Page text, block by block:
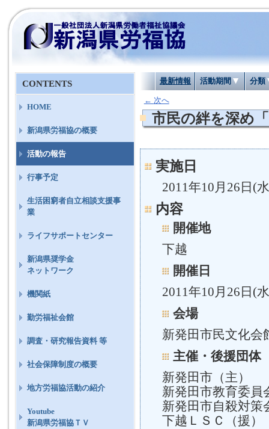
最新情報 活動期間 分類
← 次へ
市民の絆を深め
実施日
2011年10月26日(
内容
開催地
下越
開催日
2011年10月26日(
会場
新発田市民文化
主催・後援団体
新発田市（主）
新発田市教育委員
新発田市自殺対策
下越ＬＳＣ（援）
CONTENTS
HOME
新潟県労福協の概要
活動の報告
行事予定
生活困窮者自立相談支援事
業
ライフサポートセンター
新潟県奨学金
ネットワーク
機関紙
勤労福祉会館
調査・研究報告資料 等
社会保障制度の概要
地方労福協活動の紹介
Youtube
新潟県労福協ＴＶ